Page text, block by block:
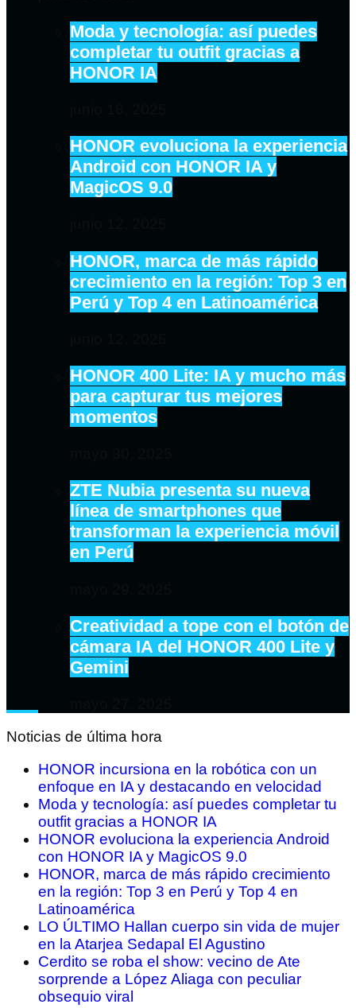
Moda y tecnología: así puedes
completar tu outfit gracias a
HONOR IA
HONOR evoluciona la experiencia
Android con HONOR IA y
MagicOS 9.0
HONOR, marca de más rápido
crecimiento en la región: Top 3 en
Perú y Top 4 en Latinoamérica
HONOR 400 Lite: IA y mucho más
para capturar tus mejores
momentos
ZTE Nubia presenta su nueva
línea de smartphones que
transforman la experiencia móvil
en Perú
Creatividad a tope con el botón de
cámara IA del HONOR 400 Lite y
Gemini
Noticias de última hora
HONOR incursiona en la robótica con un
enfoque en IA y destacando en velocidad
Moda y tecnología: así puedes completar tu
outfit gracias a HONOR IA
HONOR evoluciona la experiencia Android
con HONOR IA y MagicOS 9.0
HONOR, marca de más rápido crecimiento
en la región: Top 3 en Perú y Top 4 en
Latinoamérica
LO ÚLTIMO Hallan cuerpo sin vida de mujer
en la Atarjea Sedapal El Agustino
Cerdito se roba el show: vecino de Ate
sorprende a López Aliaga con peculiar
obsequio viral